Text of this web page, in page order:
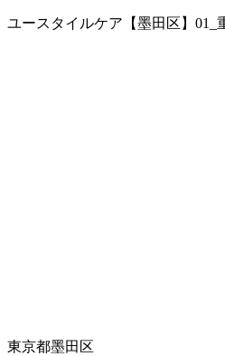
ユースタイルケア【墨田区】01_
東京都墨田区